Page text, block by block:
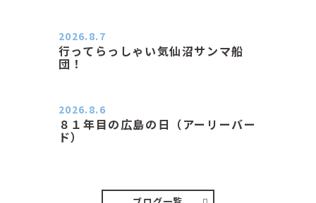
行ってらっしゃい気仙沼サンマ船
団！
2026.8.7
８１年目の広島の日（アーリーバー
ド）
2026.8.6